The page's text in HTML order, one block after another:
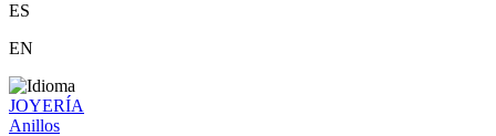
ES
EN
JOYERÍA
Anillos